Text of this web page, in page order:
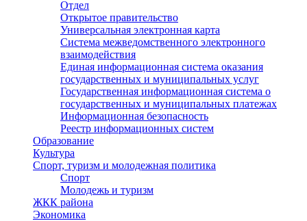
Отдел
Открытое правительство
Универсальная электронная карта
Система межведомственного электронного
взаимодействия
Единая информационная система оказания
государственных и муниципальных услуг
Государственная информационная система о
государственных и муниципальных платежах
Информационная безопасность
Реестр информационных систем
Образование
Культура
Спорт, туризм и молодежная политика
Спорт
Молодежь и туризм
ЖКК района
Экономика